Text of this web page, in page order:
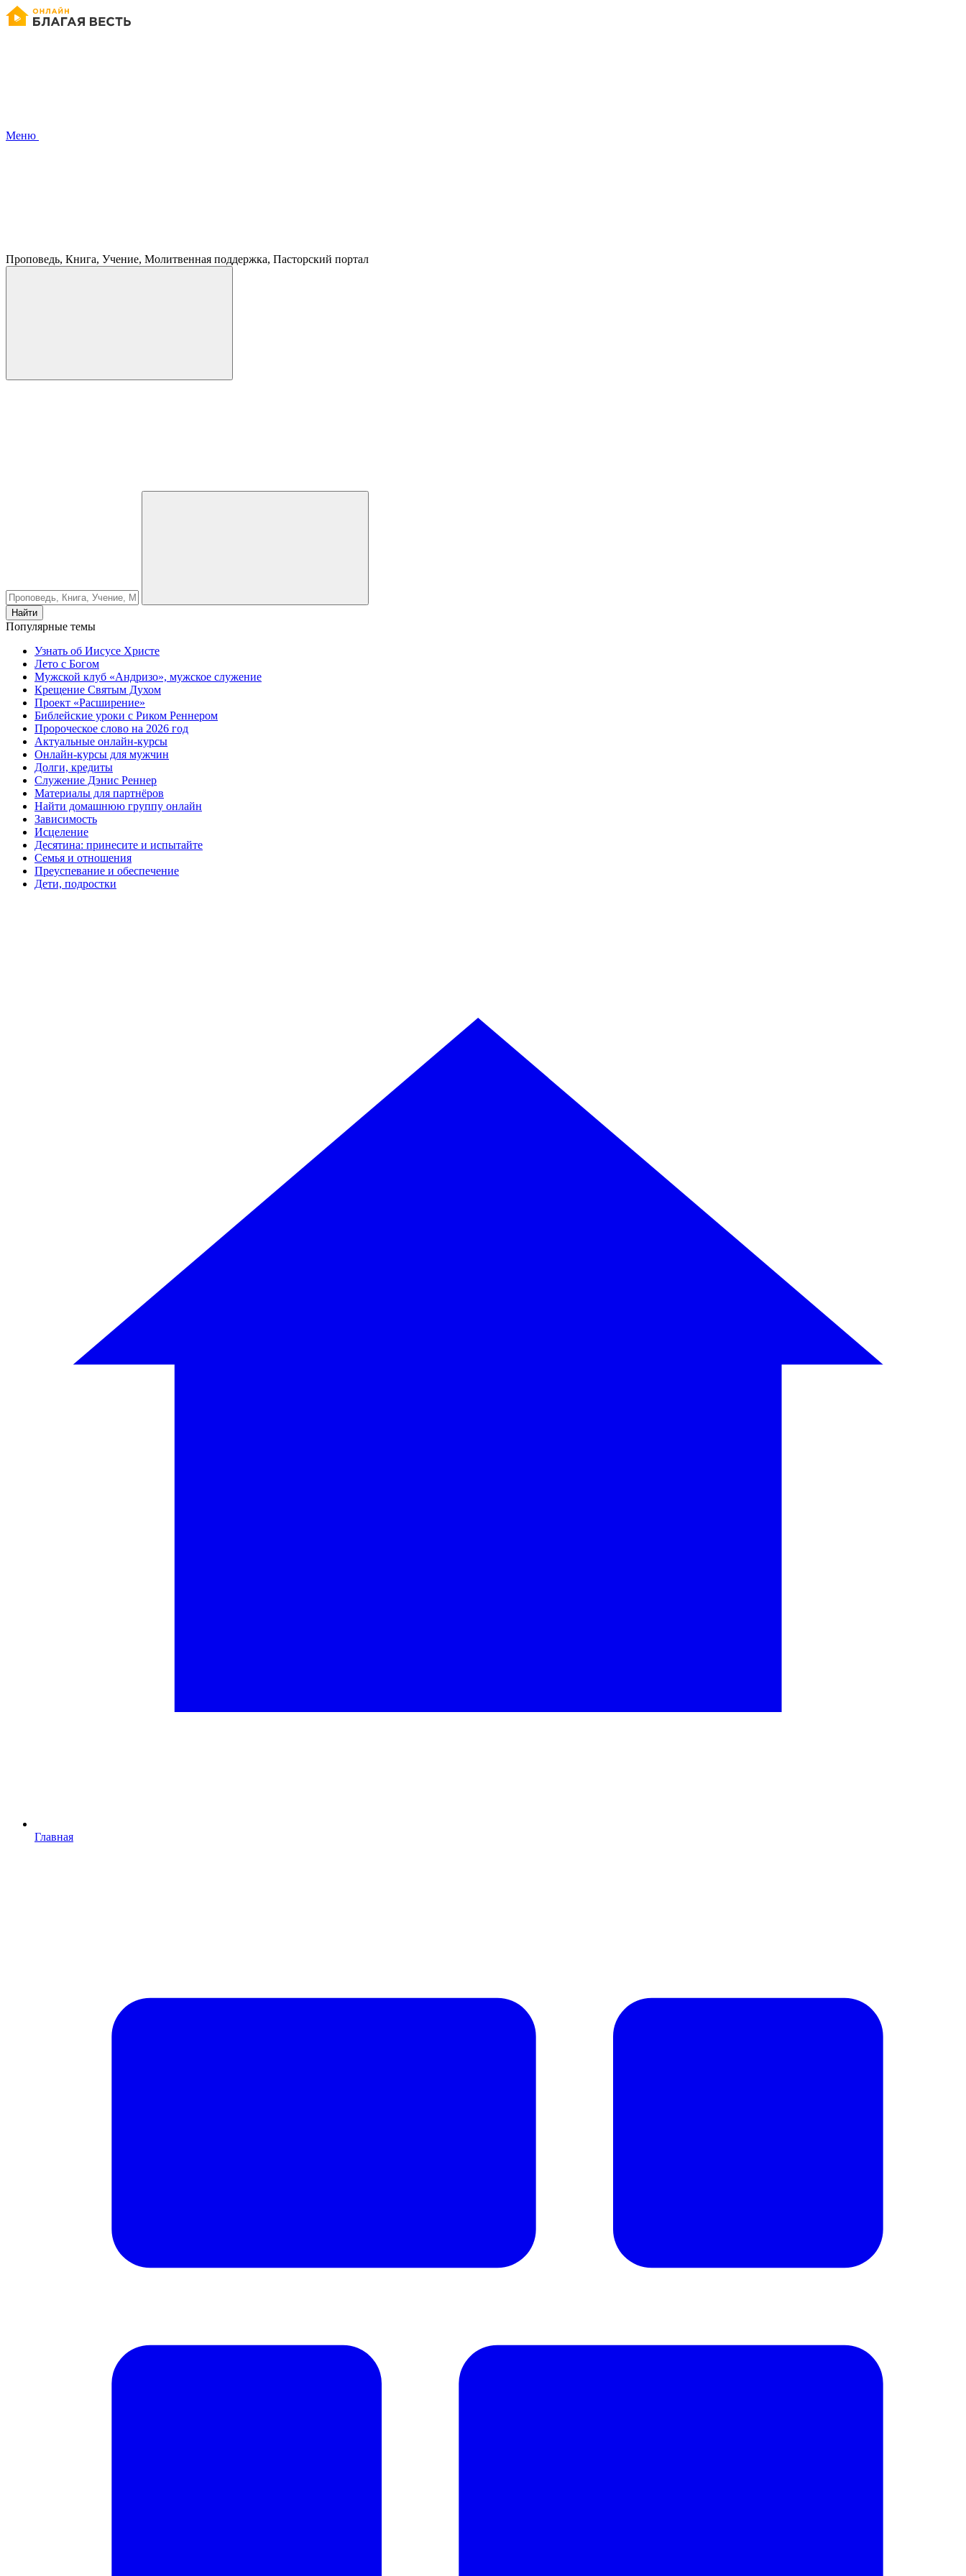
Меню
Проповедь, Книга, Учение, Молитвенная поддержка, Пасторский портал
Найти
Популярные темы
Узнать об Иисусе Христе
Лето с Богом
Мужской клуб «Андризо», мужское служение
Крещение Святым Духом
Проект «Расширение»
Библейские уроки с Риком Реннером
Пророческое слово на 2026 год
Актуальные онлайн-курсы
Онлайн-курсы для мужчин
Долги, кредиты
Служение Дэнис Реннер
Материалы для партнёров
Найти домашнюю группу онлайн
Зависимость
Исцеление
Десятина: принесите и испытайте
Семья и отношения
Преуспевание и обеспечение
Дети, подростки
Главная